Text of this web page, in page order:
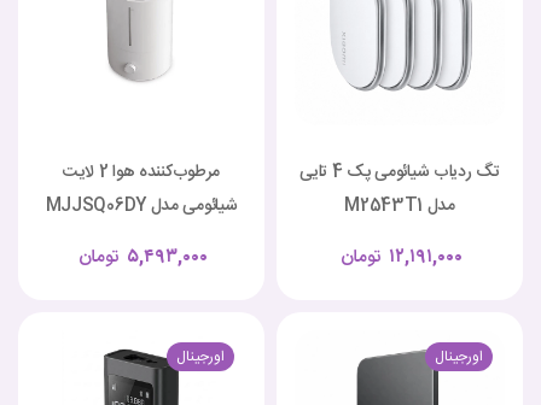
تگ ردیاب شیائومی پک 4 تایی
مدل M2543T1
تومان ۱۲,۱۹۱,۰۰۰
مرطوب‌کننده هوا 2 لایت
شیائومی مدل MJJSQ06DY
تومان ۵,۴۹۳,۰۰۰
اورجینال اورجینال